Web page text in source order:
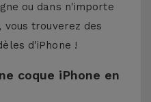
ou dans n'importe
, vous trouverez des
d'iPhone !
coque iPhone en